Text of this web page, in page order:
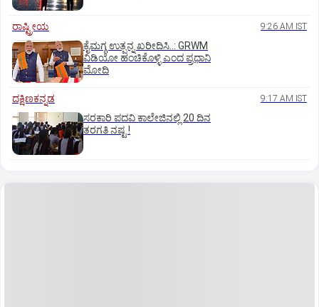
ರಾಷ್ಟ್ರೀಯ 9:26 AM IST
ಕೈಮಗ್ಗ ಉತ್ಪನ್ನ ಖರೀದಿಸಿ..: GRWM
ವಿಡಿಯೋ ಹಂಚಿಕೊಳ್ಳಿ ಎಂದ ಪ್ರಧಾನಿ
ಮೋದಿ
ದಕ್ಷಿಣಕನ್ನಡ 9:17 AM IST
ಸರಕಾರಿ ಪದವಿ ಕಾಲೇಜಿನಲ್ಲಿ 20 ದಿನ
ತರಗತಿ ನಷ್ಟ !